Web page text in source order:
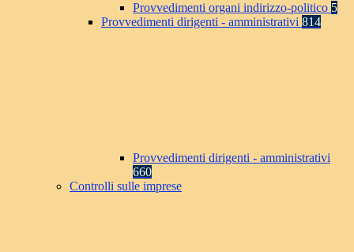
Provvedimenti organi indirizzo-politico 5
Provvedimenti dirigenti - amministrativi 814
Provvedimenti dirigenti - amministrativi
660
Controlli sulle imprese